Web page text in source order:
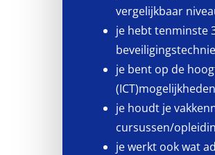
vergelijkbaar
je hebt tenminste
je bent op de
(ICT)mogelijkheden
je houdt je
cursussen/
je werkt ook wat